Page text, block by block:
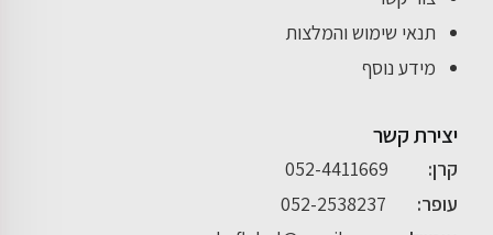
תנאי שימוש והמלצות
מידע נוסף
יצירת קשר
קרן:
052-4411669
עופר:
052-2538237